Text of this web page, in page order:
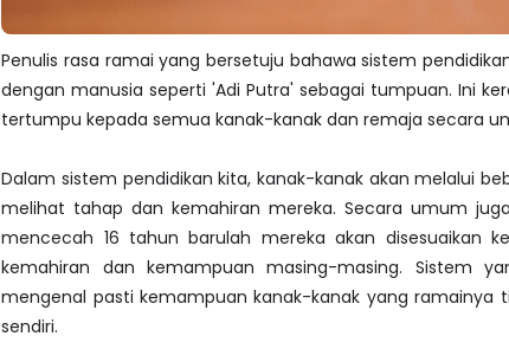
Penulis rasa ramai yang bersetuju bahawa sistem
dengan manusia seperti 'Adi Putra' sebagai tumpuan. Ini
tertumpu kepada semua kanak-kanak dan remaja secara
Dalam sistem pendidikan kita, kanak-kanak akan melalui
melihat tahap dan kemahiran mereka. Secara umum
mencecah 16 tahun barulah mereka akan disesuaikan
kemahiran dan kemampuan masing-masing. Sistem
mengenal pasti kemampuan kanak-kanak yang ramainya
sendiri.